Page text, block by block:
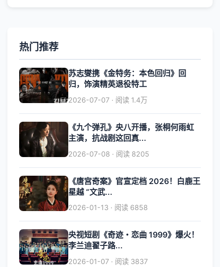
热门推荐
苏志燮携《金特务：本色回归》回
归，饰演精英退役特工
2026-07-07 · 阅读 1.4万
《九个弹孔》央八开播，张桐何雨虹
主演，抗战剧这回真...
2026-07-08 · 阅读 8205
《唐宫奇案》官宣定档 2026！白鹿王
星越 “文武...
2026-01-13 · 阅读 6858
央视短剧《奇迹・恋曲 1999》爆火！
李兰迪翟子路...
2026-01-07 · 阅读 3837